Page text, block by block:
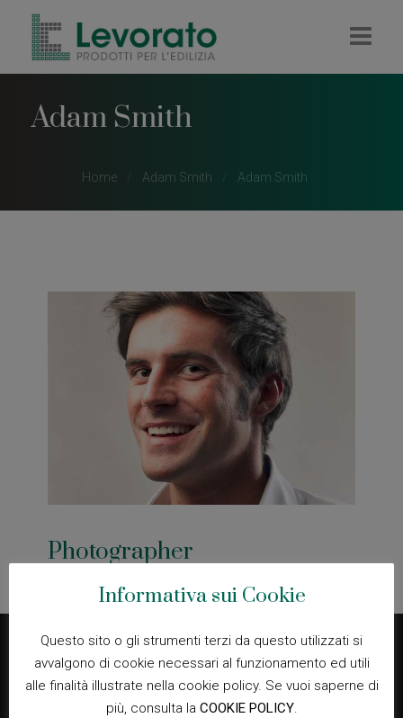
PELLET E LEGNA
Adam Smith
Home Adam Smith Adam Smith
Photographer
Informativa sui Cookie
Questo sito o gli strumenti terzi da questo utilizzati si
avvalgono di cookie necessari al funzionamento ed utili
alle finalità illustrate nella cookie policy. Se vuoi saperne di
più, consulta la COOKIE POLICY.